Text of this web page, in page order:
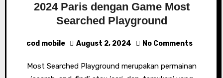
2024 Paris dengan Game Most
Searched Playground
cod mobile August 2, 2024 No Comments
Most Searched Playground merupakan permainan